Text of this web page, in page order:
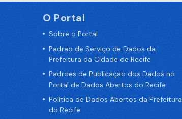
O Portal
Sobre o Portal
Padrão de Serviço de Dados da
Prefeitura da Cidade de Recife
Padrões de Publicação dos Dados no
Portal de Dados Abertos do Recife
Política de Dados Abertos da Prefeitura
do Recife